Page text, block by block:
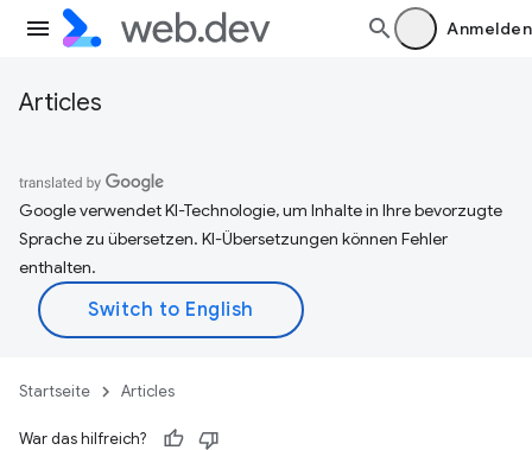
Anmelden
Articles
Google verwendet KI-Technologie, um Inhalte in Ihre bevorzugte
Sprache zu übersetzen. KI-Übersetzungen können Fehler
enthalten.
Startseite Articles
War das hilfreich?